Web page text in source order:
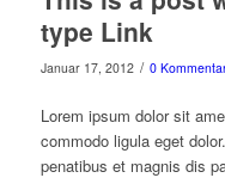
type Link
Januar 17, 2012 / 0
Lorem ipsum dolor sit
commodo ligula eget
penatibus et magnis dis